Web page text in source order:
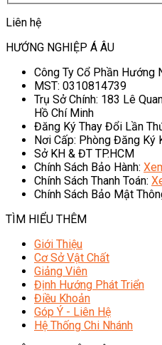
Liên hệ
HƯỚNG NGHIỆP Á ÂU
Công Ty Cổ Phần Hướng
MST: 0310814739
Trụ Sở Chính: 183 Lê
Hồ Chí Minh
Đăng Ký Thay Đổi Lần
Nơi Cấp: Phòng Đăng Ký
Sở KH & ĐT TP.HCM
Chính Sách Bảo Hành:
Chính Sách Thanh Toán:
Chính Sách Bảo Mật
TÌM HIỂU THÊM
Giới Thiệu
Cơ Sở Vật Chất
Giảng Viên
Định Hướng Phát Triển
Điều Khoản
Góp Ý - Liên Hệ
Hệ Thống Chi Nhánh